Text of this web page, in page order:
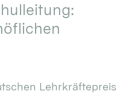
Lehrkräftepreis